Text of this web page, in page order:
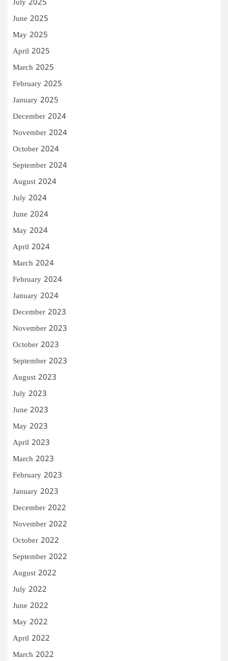
July 2025
June 2025
May 2025
April 2025
March 2025
February 2025
January 2025
December 2024
November 2024
October 2024
September 2024
August 2024
July 2024
June 2024
May 2024
April 2024
March 2024
February 2024
January 2024
December 2023
November 2023
October 2023
September 2023
August 2023
July 2023
June 2023
May 2023
April 2023
March 2023
February 2023
January 2023
December 2022
November 2022
October 2022
September 2022
August 2022
July 2022
June 2022
May 2022
April 2022
March 2022